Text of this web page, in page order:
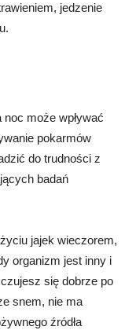
jedzenie
może wpływać
pokarmów
do trudności z
badań
jajek wieczorem,
organizm jest inny i
się dobrze po
snem, nie ma
źródła